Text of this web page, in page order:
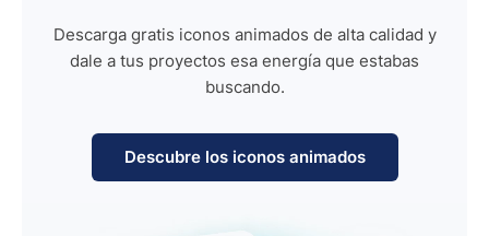
Descarga gratis iconos animados de alta calidad y
dale a tus proyectos esa energía que estabas
buscando.
Descubre los iconos animados